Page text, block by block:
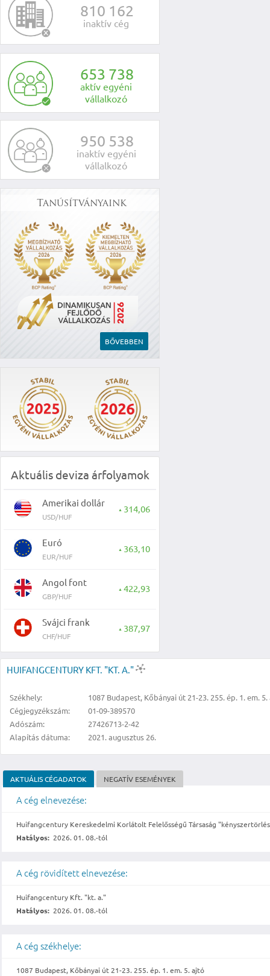
810 162
inaktív cég
653 738
aktív egyéni
vállalkozó
950 538
inaktív egyéni
vállalkozó
Tanúsítványaink
BŐVEBBEN
Aktuális deviza árfolyamok
Amerikai dollár
USD/HUF
▲ 314,06
Euró
EUR/HUF
▲ 363,10
Angol font
GBP/HUF
▲ 422,93
Svájci frank
CHF/HUF
▲ 387,97
HUIFANGCENTURY KFT. "KT. A."
Székhely:
1087 Budapest, Kőbányai út 21-23. 255. ép. 1. em.
Cégjegyzékszám:
01-09-389570
Adószám:
27426713-2-42
Alapítás dátuma:
2021. augusztus 26.
AKTUÁLIS CÉGADATOK NEGATÍV ESEMÉNYEK
A cég elnevezése:
Huifangcentury Kereskedelmi Korlátolt Felelősségű Társaság
Hatályos: 2026. 01. 08.-tól
A cég rövidített elnevezése:
Huifangcentury Kft. "kt. a."
Hatályos: 2026. 01. 08.-tól
A cég székhelye:
1087 Budapest, Kőbányai út 21-23. 255. ép. 1. em. 5. ajtó